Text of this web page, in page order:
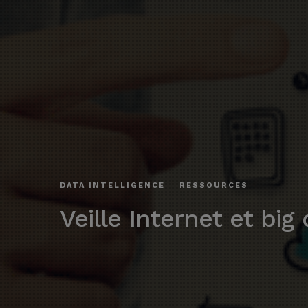
DATA INTELLIGENCE RESSOURCES
Veille Internet et big